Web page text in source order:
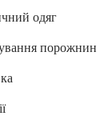
одяг
порожнин